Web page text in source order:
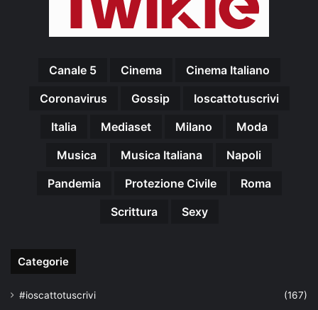
Canale 5 Cinema
Cinema Italiano
Coronavirus
Gossip
Ioscattotuscrivi
Italia
Mediaset Milano
Moda
Musica
Musica Italiana
Napoli
Pandemia
Protezione Civile
Roma
Scrittura
Sexy
Categorie
#ioscattotuscrivi
(167)